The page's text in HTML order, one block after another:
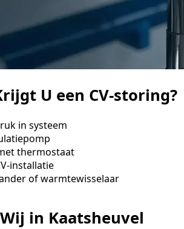
U een CV-storing?
in systeem
thermostaat
installatie
of warmtewisselaar
in Kaatsheuvel